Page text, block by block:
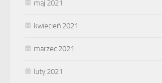
maj 2021
kwiecień 2021
marzec 2021
luty 2021